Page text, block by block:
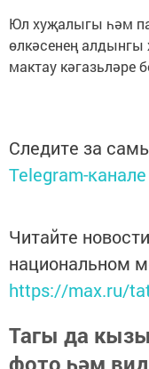
Юл хуҗалыгы һәм
өлкәсенең алдынгы
мактау кәгазьләре
Следите за
Telegram-канале
Читайте
национальном
https://max.ru/
Тагы да